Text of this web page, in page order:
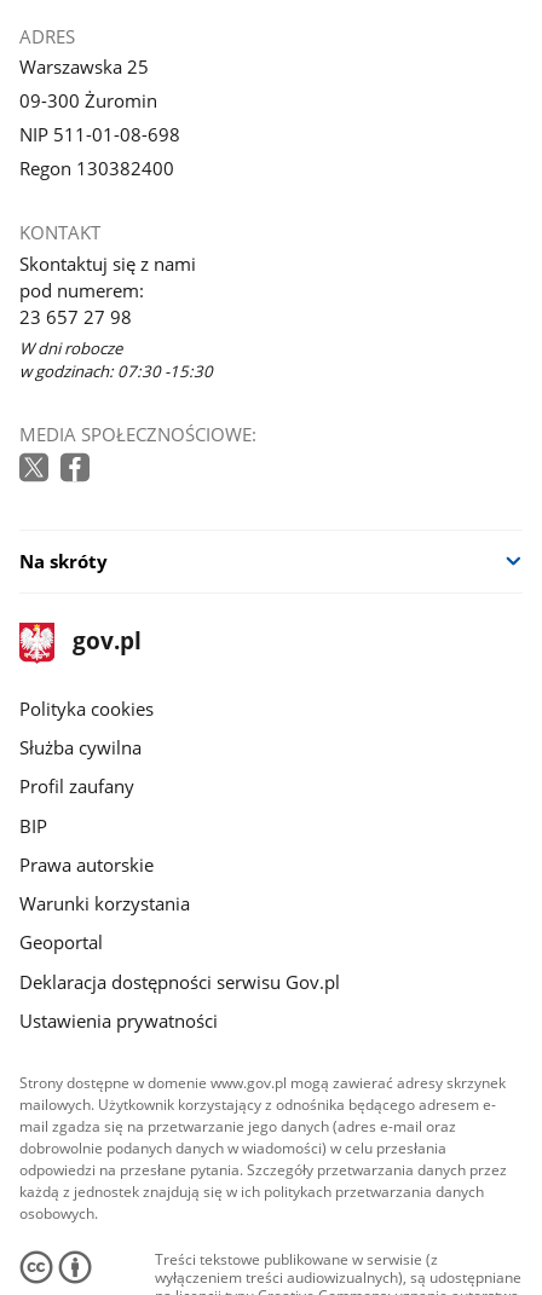
ADRES
Warszawska 25
09-300 Żuromin
NIP 511-01-08-698
Regon 130382400
KONTAKT
Skontaktuj się z nami
pod numerem:
23 657 27 98
W dni robocze
w godzinach: 07:30 -15:30
MEDIA SPOŁECZNOŚCIOWE:
Na skróty
stopka
gov.pl
Strona
gov.pl
gov.pl
Polityka cookies
Służba cywilna
Profil zaufany
BIP
Prawa autorskie
Warunki korzystania
Geoportal
Deklaracja dostępności serwisu Gov.pl
Ustawienia prywatności
Strony dostępne w domenie www.gov.pl mogą zawierać adresy skrzynek
mailowych. Użytkownik korzystający z odnośnika będącego adresem e-
mail zgadza się na przetwarzanie jego danych (adres e-mail oraz
dobrowolnie podanych danych w wiadomości) w celu przesłania
odpowiedzi na przesłane pytania. Szczegóły przetwarzania danych przez
każdą z jednostek znajdują się w ich politykach przetwarzania danych
osobowych.
Treści tekstowe publikowane w serwisie (z
wyłączeniem treści audiowizualnych), są udostępniane